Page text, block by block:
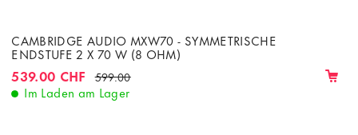
CAMBRIDGE AUDIO MXW70 - SYMMETRISCHE
ENDSTUFE 2 X 70 W (8 OHM)
539.00 CHF 599.00
Im Laden am Lager